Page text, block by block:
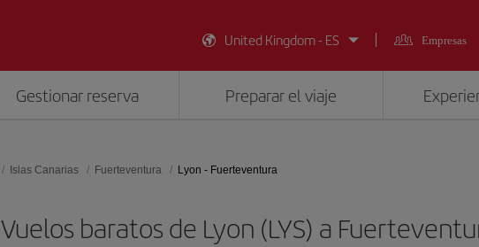
United Kingdom - ES
Empresas
Gestionar reserva Preparar el viaje
Islas Canarias Fuerteventura Lyon - Fuerteventura
Vuelos baratos de Lyon (LYS) a